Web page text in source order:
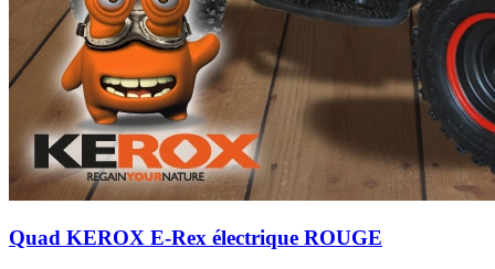
Quad KEROX E-Rex électrique ROUGE